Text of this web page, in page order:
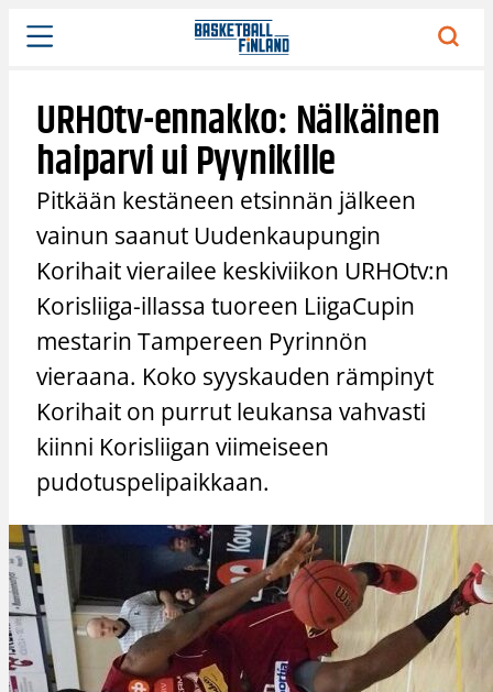
Siirry
sisältöön
URHOtv-ennakko: Nälkäinen
haiparvi ui Pyynikille
Pitkään kestäneen etsinnän jälkeen
vainun saanut Uudenkaupungin
Korihait vierailee keskiviikon URHOtv:n
Korisliiga-illassa tuoreen LiigaCupin
mestarin Tampereen Pyrinnön
vieraana. Koko syyskauden rämpinyt
Korihait on purrut leukansa vahvasti
kiinni Korisliigan viimeiseen
pudotuspelipaikkaan.